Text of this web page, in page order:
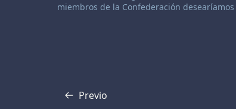
miembros de la Confederación
Previo
Transcripción